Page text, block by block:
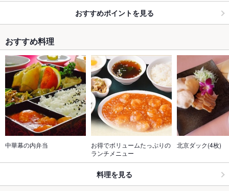
おすすめポイントを見る
おすすめ料理
中華幕の内弁当
お得でボリュームたっぷりの
ランチメニュー
北京ダック(4枚)
料理を見る